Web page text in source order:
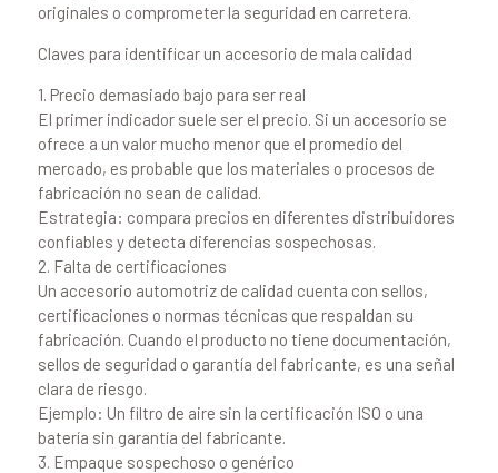
originales o comprometer la seguridad en carretera.
Claves para identificar un accesorio de mala calidad
1. Precio demasiado bajo para ser real
El primer indicador suele ser el precio. Si un accesorio se
ofrece a un valor mucho menor que el promedio del
mercado, es probable que los materiales o procesos de
fabricación no sean de calidad.
Estrategia: compara precios en diferentes distribuidores
confiables y detecta diferencias sospechosas.
2. Falta de certificaciones
Un accesorio automotriz de calidad cuenta con sellos,
certificaciones o normas técnicas que respaldan su
fabricación. Cuando el producto no tiene documentación,
sellos de seguridad o garantía del fabricante, es una señal
clara de riesgo.
Ejemplo: Un filtro de aire sin la certificación ISO o una
batería sin garantía del fabricante.
3. Empaque sospechoso o genérico